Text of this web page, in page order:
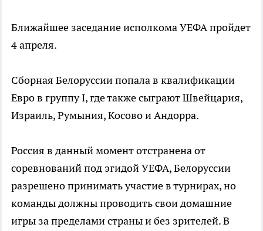
Ближайшее заседание исполкома УЕФА пройдет
4 апреля.
Сборная Белоруссии попала в квалификации
Евро в группу I, где также сыграют Швейцария,
Израиль, Румыния, Косово и Андорра.
Россия в данный момент отстранена от
соревнований под эгидой УЕФА, Белоруссии
разрешено принимать участие в турнирах, но
команды должны проводить свои домашние
игры за пределами страны и без зрителей. В